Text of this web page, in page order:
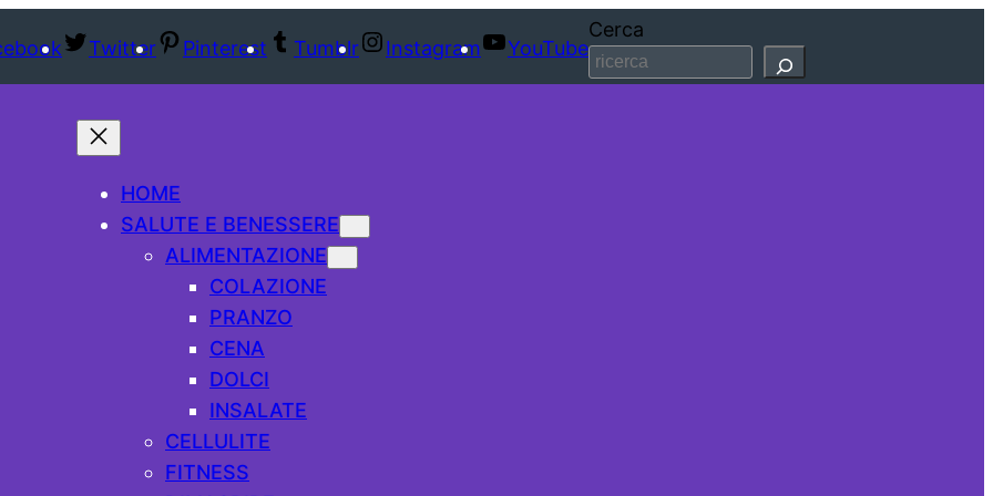
Twitter Pinterest Tumblr Instagram YouTube
Cerca
HOME
SALUTE E BENESSERE
ALIMENTAZIONE
COLAZIONE
PRANZO
CENA
DOLCI
INSALATE
CELLULITE
FITNESS